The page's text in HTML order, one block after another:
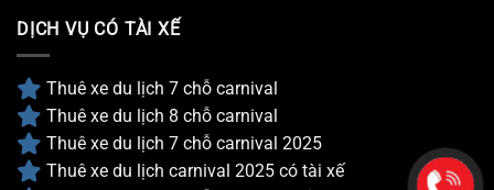
DỊCH VỤ CÓ TÀI XẾ
Thuê xe du lịch 7 chỗ carnival
Thuê xe du lịch 8 chỗ carnival
Thuê xe du lịch 7 chỗ carnival 2025
Thuê xe du lịch carnival 2025 có tài xế